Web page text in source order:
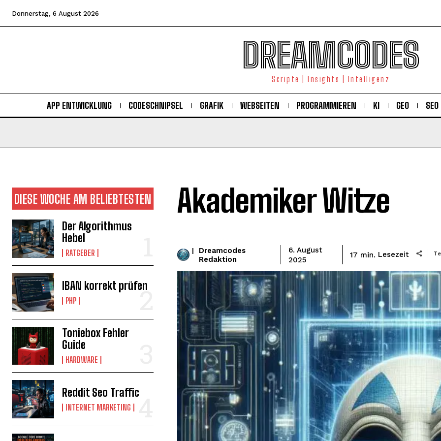
Donnerstag, 6 August 2026
DREAMCODES
Scripte | Insights | Intelligenz
APP ENTWICKLUNG CODESCHNIPSEL GRAFIK WEBSEITEN PROGRAMMIEREN KI GEO SEO
DIESE WOCHE AM BELIEBTESTEN
Der Algorithmus
Hebel
RATGEBER
IBAN korrekt prüfen
PHP
Toniebox Fehler
Guide
HARDWARE
Reddit Seo Traffic
INTERNET MARKETING
Akademiker Witze
|
Dreamcodes
Redaktion
6. August
2025
17 min. Lesezeit